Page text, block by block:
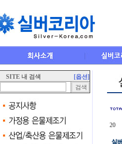
SITE 내 검색 [옵션]
20